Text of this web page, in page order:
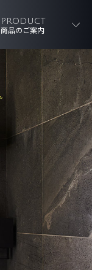
PRODUCT
商品のご案内